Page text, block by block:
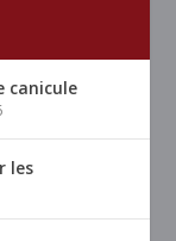
canicule
les